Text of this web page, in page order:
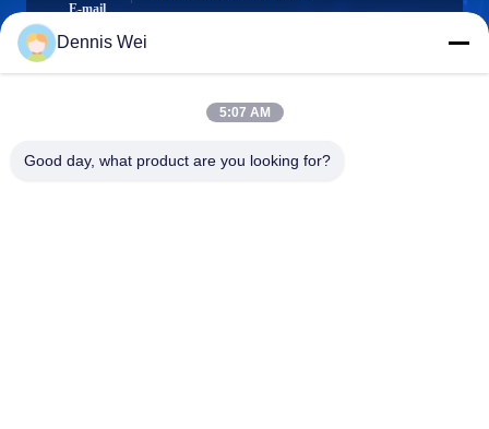
E-mail
0086-21-66035560
Dennis Wei
5:07 AM
Good day, what product are you looking for?